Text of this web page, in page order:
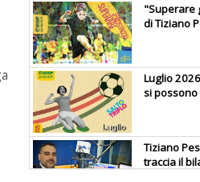
"Superare
di Tiziano
Luglio
si
Tiziano
traccia il